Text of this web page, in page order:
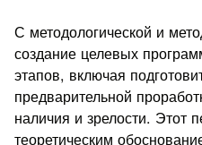
С методологической и
создание целевых
этапов, включая
предварительной
наличия и зрелости. Этот
теоретическим